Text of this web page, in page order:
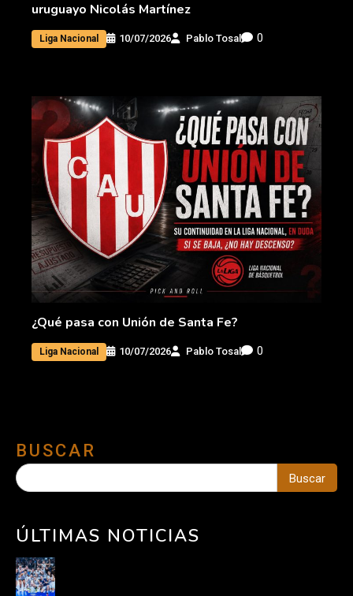
uruguayo Nicolás Martínez
Liga Nacional 10/07/2026 Pablo Tosal 0
¿Qué pasa con Unión de Santa Fe?
Liga Nacional 10/07/2026 Pablo Tosal 0
BUSCAR
Buscar
ÚLTIMAS NOTICIAS